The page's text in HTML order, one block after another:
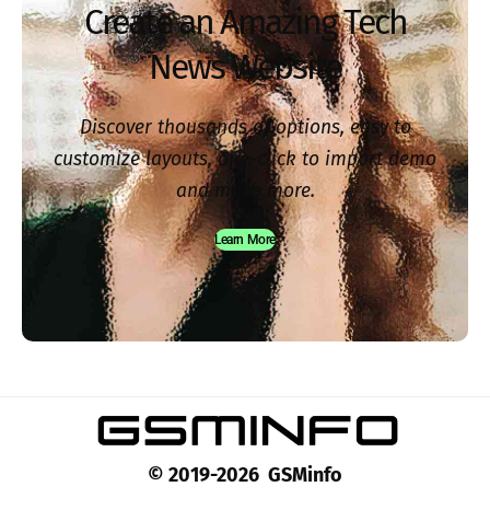
Create an Amazing Tech
News Website
Discover thousands of options, easy to
customize layouts, one-click to import demo
and much more.
Learn More
© 2019-2026 GSMinfo